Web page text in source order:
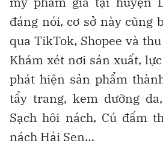
đáng nói, cơ sở này cũng
qua TikTok, Shopee và
Khám xét nơi sản xuất,
phát hiện sản phẩm
tẩy trang, kem dưỡng
Sạch hôi nách, Cú đấm
nách Hải Sen…